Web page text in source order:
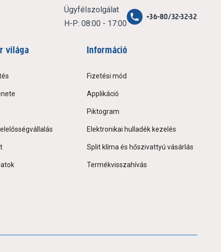
Ügyfélszolgálat
H-P: 08:00 - 17:00
+36-80/32-32-32
világa Információ
Fizetési mód
Applikáció
Piktogram
Elektronikai hulladék kezelés
Split klíma és hőszivattyú vásárlás
Termékvisszahívás